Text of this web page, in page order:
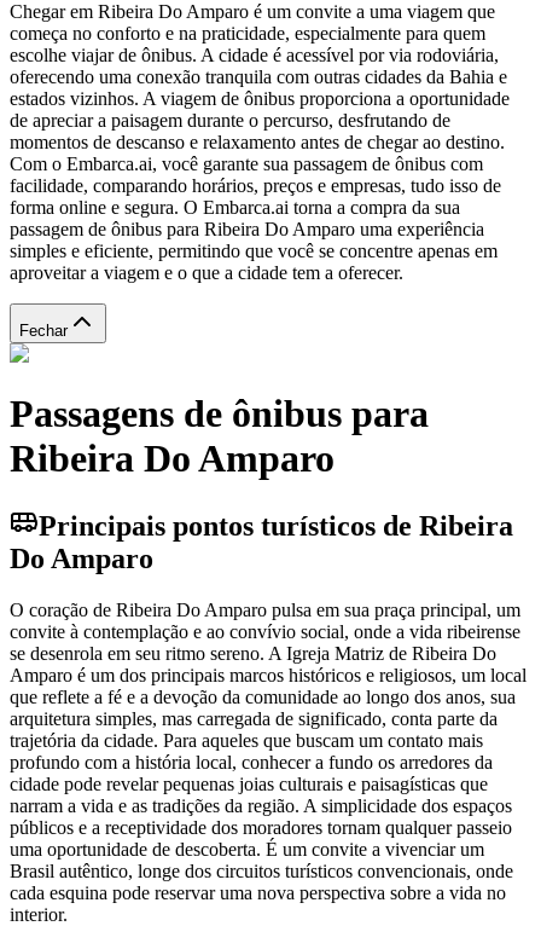
Chegar em Ribeira Do Amparo é um convite a uma viagem que
começa no conforto e na praticidade, especialmente para quem
escolhe viajar de ônibus. A cidade é acessível por via rodoviária,
oferecendo uma conexão tranquila com outras cidades da Bahia e
estados vizinhos. A viagem de ônibus proporciona a oportunidade
de apreciar a paisagem durante o percurso, desfrutando de
momentos de descanso e relaxamento antes de chegar ao destino.
Com o Embarca.ai, você garante sua passagem de ônibus com
facilidade, comparando horários, preços e empresas, tudo isso de
forma online e segura. O Embarca.ai torna a compra da sua
passagem de ônibus para Ribeira Do Amparo uma experiência
simples e eficiente, permitindo que você se concentre apenas em
aproveitar a viagem e o que a cidade tem a oferecer.
Fechar
Passagens de ônibus para
Ribeira Do Amparo
Principais pontos turísticos de Ribeira
Do Amparo
O coração de Ribeira Do Amparo pulsa em sua praça principal, um
convite à contemplação e ao convívio social, onde a vida ribeirense
se desenrola em seu ritmo sereno. A Igreja Matriz de Ribeira Do
Amparo é um dos principais marcos históricos e religiosos, um local
que reflete a fé e a devoção da comunidade ao longo dos anos, sua
arquitetura simples, mas carregada de significado, conta parte da
trajetória da cidade. Para aqueles que buscam um contato mais
profundo com a história local, conhecer a fundo os arredores da
cidade pode revelar pequenas joias culturais e paisagísticas que
narram a vida e as tradições da região. A simplicidade dos espaços
públicos e a receptividade dos moradores tornam qualquer passeio
uma oportunidade de descoberta. É um convite a vivenciar um
Brasil autêntico, longe dos circuitos turísticos convencionais, onde
cada esquina pode reservar uma nova perspectiva sobre a vida no
interior.